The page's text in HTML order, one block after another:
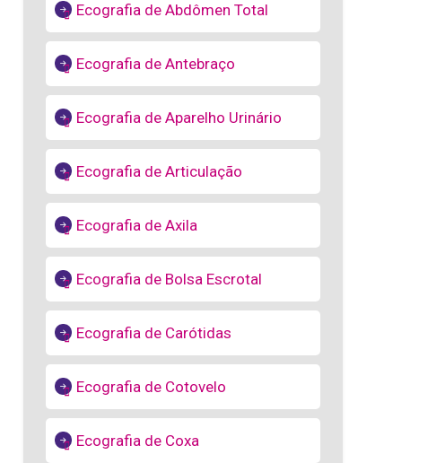
Ecografia de Abdômen Total
Ecografia de Antebraço
Ecografia de Aparelho Urinário
Ecografia de Articulação
Ecografia de Axila
Ecografia de Bolsa Escrotal
Ecografia de Carótidas
Ecografia de Cotovelo
Ecografia de Coxa